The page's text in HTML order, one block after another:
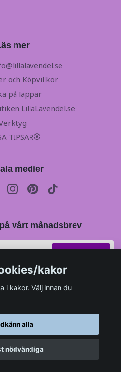
mer
och Köpvillkor
på lappar
LillaLavendel.se
TIPSAR🏵
medier
vårt månadsbrev
Powered by Quickbutik
kakor
i kakor. Välj innan du
alla
nödvändiga